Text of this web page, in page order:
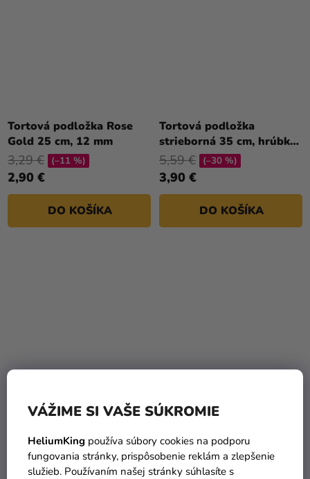
VÁŽIME SI VAŠE SÚKROMIE
HeliumKing používa súbory cookies na podporu
fungovania stránky, prispôsobenie reklám a zlepšenie
služieb. Používaním našej stránky súhlasíte s
Tortová podložka Rose
Gold 25 cm, 12 mm
2,90 €
3,29 € (–11 %)
DO KOŠÍKA
Tortová podložka
strieborná 35 cm, hrúbka
12 mm
3,90 €
5,59 € (–30 %)
DO KOŠÍKA
Tortová podložka
strieborná Ø 27,5 cm, 12
2,90 €
Tortový podnos O 25 cm -
zlatý
0,90 €
1,39 € (–35 %)